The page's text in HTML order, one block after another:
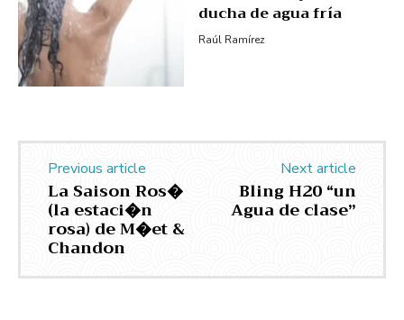
ducha de agua fría
Raúl Ramírez
Previous article
La Saison Ros�
(la estaci�n
rosa) de M�et &
Chandon
Next article
Bling H20 “un
Agua de clase”